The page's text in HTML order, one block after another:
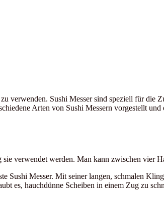
verwenden. Sushi Messer sind speziell für
Arten von Sushi Messern vorgestellt
verwendet werden. Man kann zwischen vier
Sushi Messer. Mit seiner langen, schmalen
es, hauchdünne Scheiben in einem Zug zu